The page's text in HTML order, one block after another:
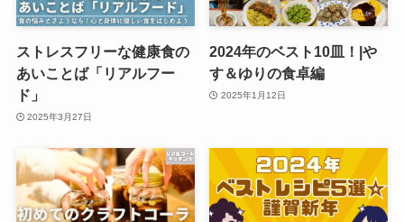
ストレスフリーな健康食の
あいことば「リアルフー
ド」
2025年3月27日
2024年のベスト10皿！|や
す＆ゆりの食卓編
2025年1月12日